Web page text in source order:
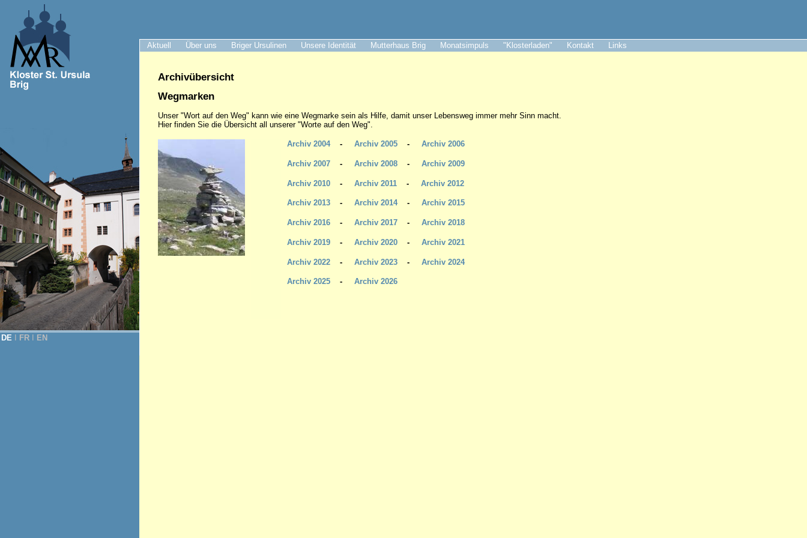
Aktuell Über uns Briger Ursulinen Unsere Identität Mutterhaus Brig Monatsimpuls "Klosterladen" Kontakt Links
DE FR EN
Archivübersicht
Wegmarken
Unser "Wort auf den Weg" kann wie eine Wegmarke sein als Hilfe, damit unser Lebensweg immer mehr Sinn macht.
Hier finden Sie die Übersicht all unserer "Worte auf den Weg".
Archiv 2004- Archiv 2005 - Archiv 2006
Archiv 2007 - Archiv 2008 - Archiv 2009
Archiv 2010 - Archiv 2011 - Archiv 2012
Archiv 2013 - Archiv 2014- Archiv 2015
Archiv 2016 - Archiv 2017 - Archiv 2018
Archiv 2019 - Archiv 2020 - Archiv 2021
Archiv 2022 - Archiv 2023 - Archiv 2024
Archiv 2025 - Archiv 2026